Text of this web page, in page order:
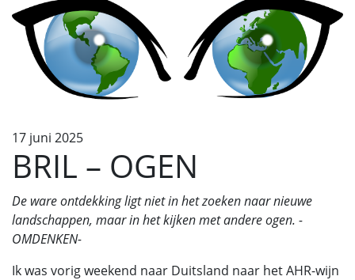
17 juni 2025
BRIL – OGEN
De ware ontdekking ligt niet in het zoeken naar nieuwe
landschappen, maar in het kijken met andere ogen. -
OMDENKEN-
Ik was vorig weekend naar Duitsland naar het AHR-wijn